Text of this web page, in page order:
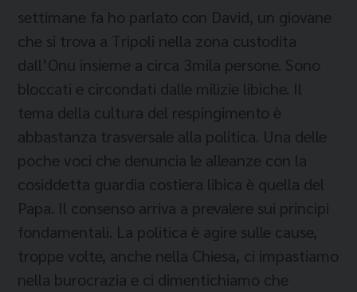
settimane fa ho parlato con David, un giovane
che si trova a Tripoli nella zona custodita
dall’Onu insieme a circa 3mila persone. Sono
bloccati e circondati dalle milizie libiche. Il
tema della cultura del respingimento è
abbastanza trasversale alla politica. Una delle
poche voci che denuncia le alleanze con la
cosiddetta guardia costiera libica è quella del
Papa. Il consenso arriva a prevalere sui principi
fondamentali. La politica è agire sulle cause,
troppe volte, anche nella Chiesa, ci impastiamo
nella burocrazia e ci dimentichiamo che